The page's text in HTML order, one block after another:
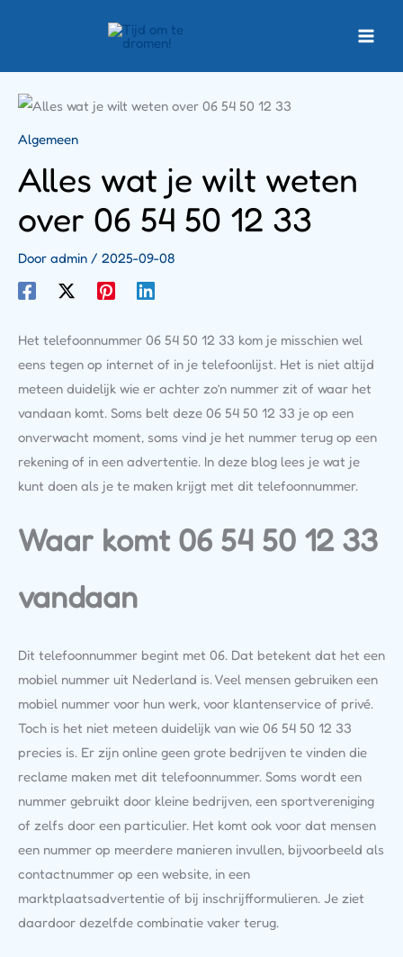
Algemeen
Alles wat je wilt weten
over 06 54 50 12 33
Door admin / 2025-09-08
Het telefoonnummer 06 54 50 12 33 kom je misschien wel
eens tegen op internet of in je telefoonlijst. Het is niet altijd
meteen duidelijk wie er achter zo’n nummer zit of waar het
vandaan komt. Soms belt deze 06 54 50 12 33 je op een
onverwacht moment, soms vind je het nummer terug op een
rekening of in een advertentie. In deze blog lees je wat je
kunt doen als je te maken krijgt met dit telefoonnummer.
Waar komt 06 54 50 12 33
vandaan
Dit telefoonnummer begint met 06. Dat betekent dat het een
mobiel nummer uit Nederland is. Veel mensen gebruiken een
mobiel nummer voor hun werk, voor klantenservice of privé.
Toch is het niet meteen duidelijk van wie 06 54 50 12 33
precies is. Er zijn online geen grote bedrijven te vinden die
reclame maken met dit telefoonnummer. Soms wordt een
nummer gebruikt door kleine bedrijven, een sportvereniging
of zelfs door een particulier. Het komt ook voor dat mensen
een nummer op meerdere manieren invullen, bijvoorbeeld als
contactnummer op een website, in een
marktplaatsadvertentie of bij inschrijfformulieren. Je ziet
daardoor dezelfde combinatie vaker terug.